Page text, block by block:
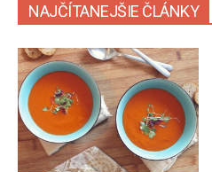
NAJČÍTANEJŠIE ČLÁNKY